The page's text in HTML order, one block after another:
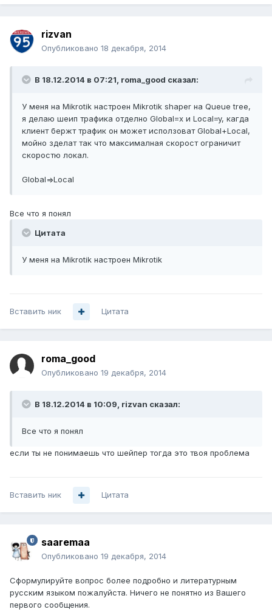
rizvan
Опубликовано 18 декабря, 2014
В 18.12.2014 в 07:21, roma_good сказал:
У меня на Mikrotik настроен Mikrotik shaper на Queue tree,
я делаю шеип трафика отделно Global=х и Local=y, кагда
клиент бержт трафик он может исползоват Global+Local,
мойно зделат так что максималная скорост ограничит
скоростю локал.
Global=>Local
Все что я понял
Цитата
У меня на Mikrotik настроен Mikrotik
Вставить ник Цитата
roma_good
Опубликовано 19 декабря, 2014
В 18.12.2014 в 10:09, rizvan сказал:
Все что я понял
если ты не понимаешь что шейпер тогда это твоя проблема
Вставить ник Цитата
saaremaa
Опубликовано 19 декабря, 2014
Сформулируйте вопрос более подробно и литературным
русским языком пожалуйста. Ничего не понятно из Вашего
первого сообщения.